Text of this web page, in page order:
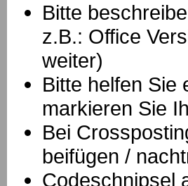
Bitte
z.B.: Office
weiter)
Bitte helfen Sie
markieren Sie
Bei
beifügen /
Codeschnipsel